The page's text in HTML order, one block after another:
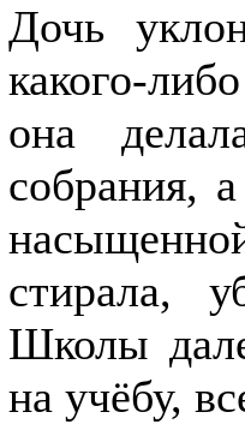
Дочь
какого-
она
собрания,
стирала,
Школы
на учёбу,